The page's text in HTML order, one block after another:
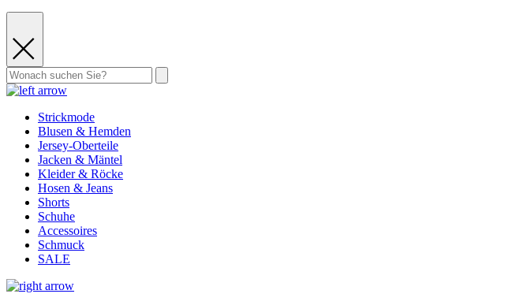
Strickmode
Blusen & Hemden
Jersey-Oberteile
Jacken & Mäntel
Kleider & Röcke
Hosen & Jeans
Shorts
Schuhe
Accessoires
Schmuck
SALE